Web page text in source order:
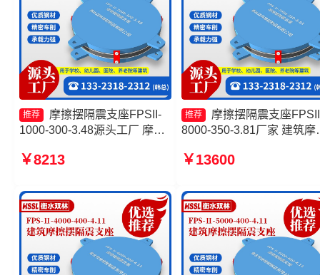
推荐
摩擦摆隔震支座FPSII-
1000-300-3.48源头工厂 摩擦
3.48生产厂家 摩擦滑移隔震支
￥8213
推荐
摩擦摆隔震支座
8000-350-3.81厂家 建筑摩
座 摩擦摆隔震支座FPSII-
￥13600